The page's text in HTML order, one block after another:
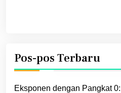
Pos-pos Terbaru
Eksponen dengan Pangkat